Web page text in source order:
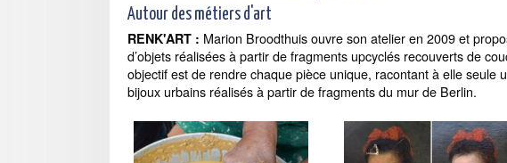
Autour des métiers d'art
RENK'ART : Marion Broodthuis ouvre son atelier en 2009 et
d’objets réalisées à partir de fragments upcyclés recouverts de
objectif est de rendre chaque pièce unique, racontant à elle seule
bijoux urbains réalisés à partir de fragments du mur de Berlin.